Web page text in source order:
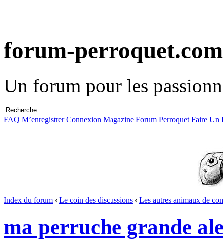
forum-perroquet.com
Un forum pour les
FAQ M’enregistrer Connexion Magazine Forum Perroquet Faire Un
Index du forum ‹ Le coin des discussions ‹ Les autres animaux de
ma perruche grande